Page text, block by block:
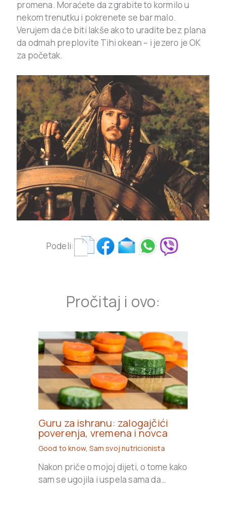
promena. Moraćete da zgrabite to kormilo u
nekom trenutku i pokrenete se bar malo.
Verujem da će biti lakše ako to uradite bez plana
da odmah preplovite Tihi okean – i jezero je OK
za početak.
Podeli:
Pročitaj i ovo:
Guru za ishranu: zalogajčići
poverenja, vremena i novca
Good to know,Sam svoj nutricionista
Nakon priče o mojoj dijeti, o tome kako
sam se ugojila i uspela sama da…